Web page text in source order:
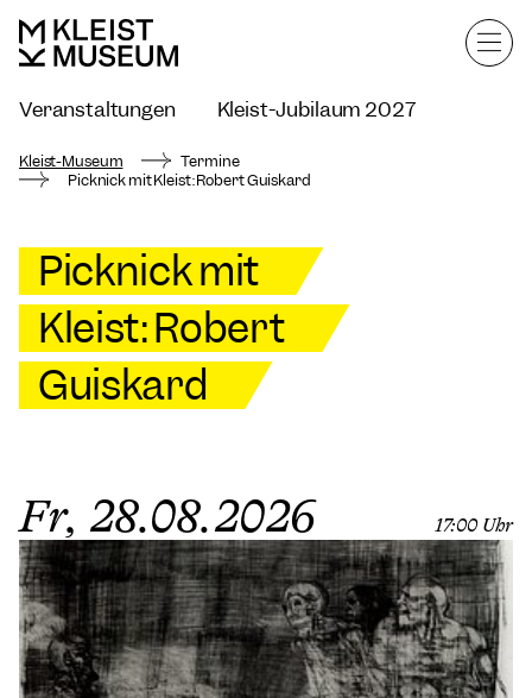
Veranstaltungen
Kleist-Jubiläum 2027
Kleist-Museum mieten
Kleist-Museum
Termine
Picknick mit Kleist: Robert Guiskard
Picknick mit
Kleist: Robert
Guiskard
Fr, 28.08.2026 17:00 Uhr